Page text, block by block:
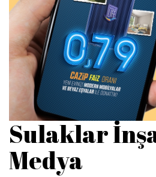
Sulaklar
Medya